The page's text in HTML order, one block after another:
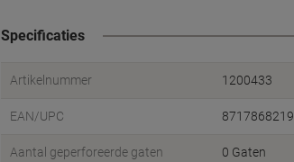
Specificaties
Artikelnummer 1200433
EAN/UPC
Aantal geperforeerde gaten 0 Gaten